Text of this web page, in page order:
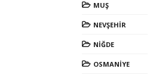
MUŞ
NEVŞEHİR
NİĞDE
OSMANİYE